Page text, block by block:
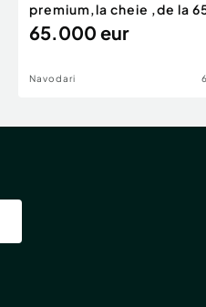
premium,la cheie ,de la
eur
65.000 eur
Navodari